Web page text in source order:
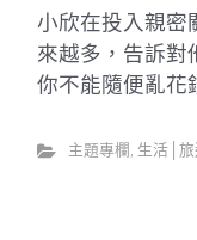
小欣在投入親密
來越多，告訴對
你不能隨便亂花
主題專欄 生活│旅